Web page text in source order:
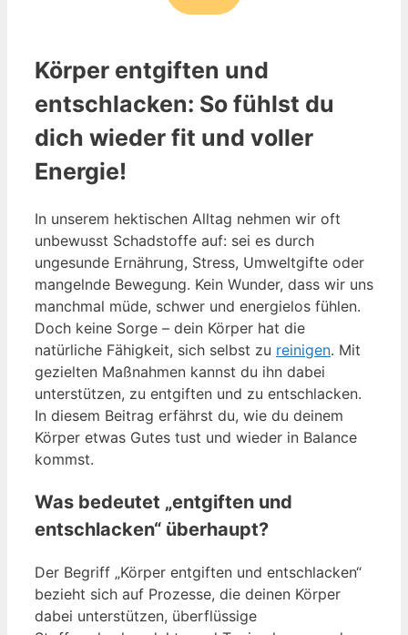
Körper entgiften und
entschlacken: So fühlst du
dich wieder fit und voller
Energie!
In unserem hektischen Alltag nehmen wir oft
unbewusst Schadstoffe auf: sei es durch
ungesunde Ernährung, Stress, Umweltgifte oder
mangelnde Bewegung. Kein Wunder, dass wir uns
manchmal müde, schwer und energielos fühlen.
Doch keine Sorge – dein Körper hat die
natürliche Fähigkeit, sich selbst zu reinigen. Mit
gezielten Maßnahmen kannst du ihn dabei
unterstützen, zu entgiften und zu entschlacken.
In diesem Beitrag erfährst du, wie du deinem
Körper etwas Gutes tust und wieder in Balance
kommst.
Was bedeutet „entgiften und
entschlacken“ überhaupt?
Der Begriff „Körper entgiften und entschlacken“
bezieht sich auf Prozesse, die deinen Körper
dabei unterstützen, überflüssige